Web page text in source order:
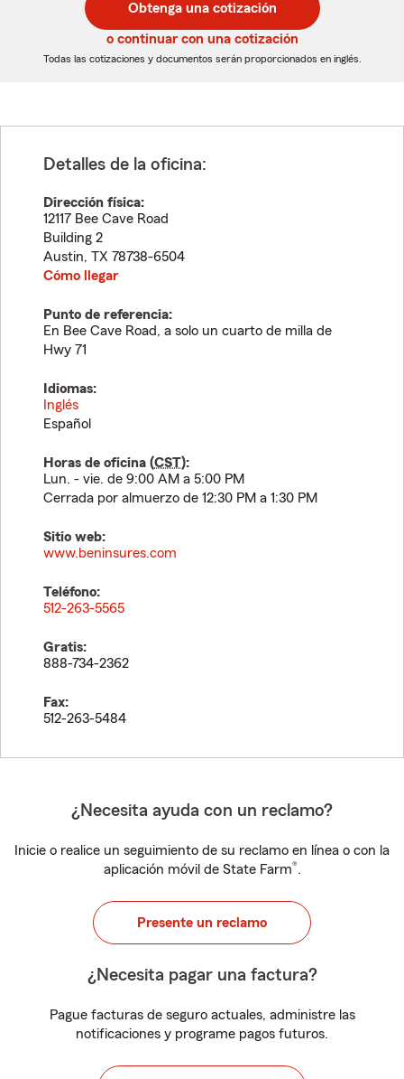
de
5
dígitos
de
5
dígitos
Obtenga una cotización
o continuar con una cotización
Todas las cotizaciones y documentos serán proporcionados en inglés.
Detalles de la oficina:
Dirección física:
12117 Bee Cave Road
Building 2
Austin, TX 78738-6504
Cómo llegar
Punto de referencia:
En Bee Cave Road, a solo un cuarto de milla de
Hwy 71
Idiomas:
Inglés
Español
Horas de oficina (CST):
Lun. - vie. de 9:00 AM a 5:00 PM
Cerrada por almuerzo de 12:30 PM a 1:30 PM
Sitio web:
www.beninsures.com
Teléfono:
512-263-5565
Gratis:
888-734-2362
Fax:
512-263-5484
¿Necesita ayuda con un reclamo?
Inicie o realice un seguimiento de su reclamo en línea o con la
aplicación móvil de State Farm®.
Presente un reclamo
¿Necesita pagar una factura?
Pague facturas de seguro actuales, administre las
notificaciones y programe pagos futuros.